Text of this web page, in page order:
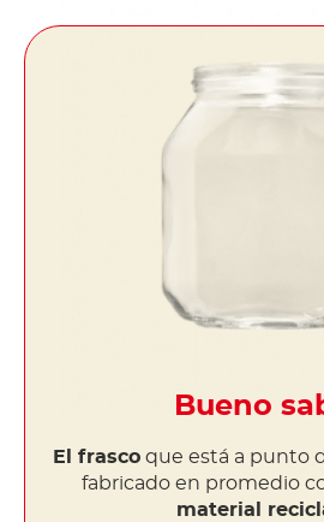
Bueno
El frasco que está a punto
fabricado en promedio
material